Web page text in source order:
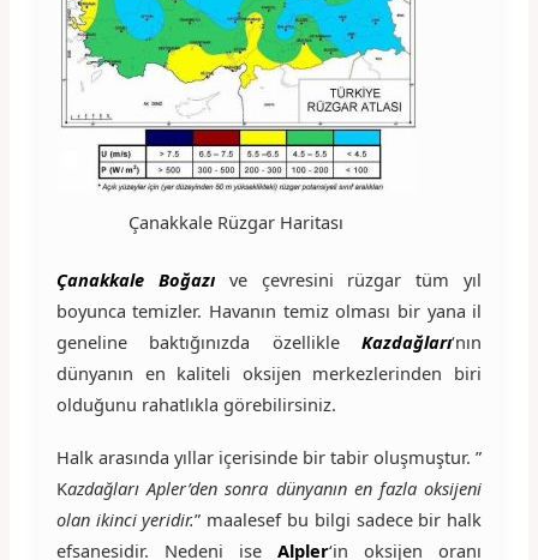
Çanakkale Rüzgar Haritası
Çanakkale Boğazıve çevresini rüzgar tüm yıl
boyunca temizler. Havanın temiz olması bir yana il
geneline baktığınızda özellikleKazdağları‘nın
dünyanın en kaliteli oksijen merkezlerinden biri
olduğunu rahatlıkla görebilirsiniz.
Halk arasında yıllar içerisinde bir tabir oluşmuştur. ”
Kazdağları Apler’den sonra dünyanın en fazla oksijeni
olan ikinci yeridir.” maalesef bu bilgi sadece bir halk
efsanesidir. Nedeni iseAlpler‘in oksijen oranı